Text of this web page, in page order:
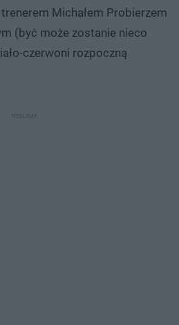
Michałem Probierzem
(być może zostanie nieco
czerwoni rozpoczną